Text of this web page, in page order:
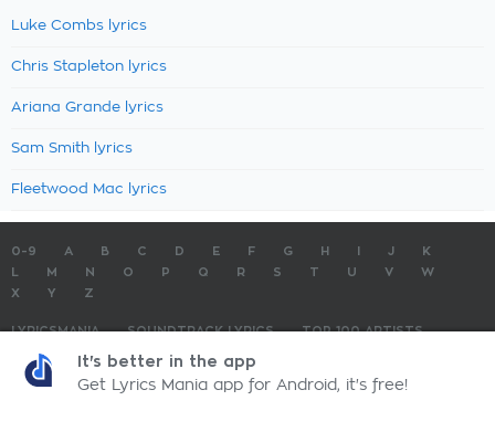
Luke Combs lyrics
Chris Stapleton lyrics
Ariana Grande lyrics
Sam Smith lyrics
Fleetwood Mac lyrics
0-9 A B C D E F G H J
K
M N O P Q R S T U V
W
X
Y Z
LYRICSMANIA SOUNDTRACK LYRICS
TOP 100 ARTISTS
TOP 100 LYRICS
LyricsMania.com - Copyright © 2026 - All Rights ReservedPrivacy Policy
It's better in the app
Get Lyrics Mania app for Android, it's free!